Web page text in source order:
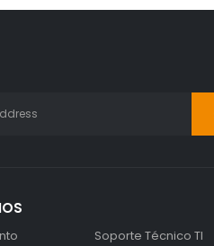
Soporte Técnico TI